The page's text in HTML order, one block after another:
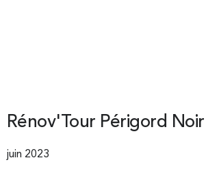
Rénov'Tour Périgord Noir
juin 2023